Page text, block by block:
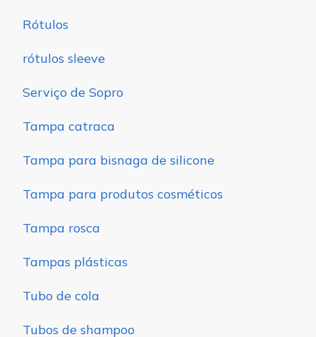
Rótulos
rótulos sleeve
Serviço de Sopro
Tampa catraca
Tampa para bisnaga de silicone
Tampa para produtos cosméticos
Tampa rosca
Tampas plásticas
Tubo de cola
Tubos de shampoo